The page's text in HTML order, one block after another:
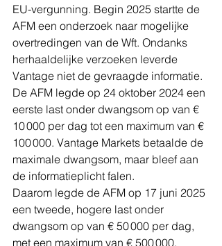
EU-vergunning. Begin 2025 startte de
AFM een onderzoek naar mogelijke
overtredingen van de Wft. Ondanks
herhaaldelijke verzoeken leverde
Vantage niet de gevraagde informatie.
De AFM legde op 24 oktober 2024 een
eerste last onder dwangsom op van €
10 000 per dag tot een maximum van €
100 000. Vantage Markets betaalde de
maximale dwangsom, maar bleef aan
de informatieplicht falen.
Daarom legde de AFM op 17 juni 2025
een tweede, hogere last onder
dwangsom op van € 50 000 per dag,
met een maximum van € 500 000.